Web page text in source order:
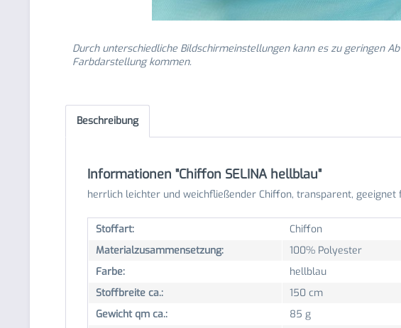
Durch unterschiedliche Bildschirmeinstellungen kann es zu geringen
Farbdarstellung kommen.
Beschreibung
Informationen "Chiffon SELINA hellblau"
herrlich leichter und weichfließender Chiffon, transparent,
Stoffart:
Chiffon
Materialzusammensetzung:
100% Polyester
Farbe:
hellblau
Stoffbreite ca.:
150 cm
Gewicht qm ca.:
85 g